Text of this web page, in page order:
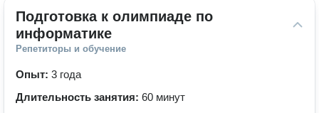
Подготовка к олимпиаде по
информатике
Репетиторы и обучение
Опыт: 3 года
Длительность занятия: 60 минут